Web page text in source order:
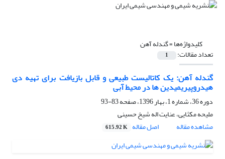
کلیدواژه‌ها =گندله آهن
تعداد مقالات: 1
گندله آهن: یک کاتالیست طبیعی و قابل بازیافت برای تهیه دی
هیدروپیریمیدین ها در محیط آبی
دوره 36، شماره 1، بهار 1396، صفحه
83-93
ملیحه مکثایی، عنایت اله شیخ حسینی
مشاهده مقاله
اصل مقاله 615.92 K